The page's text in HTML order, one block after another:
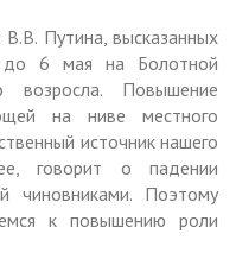
Путина, высказанных
6 мая на Болотной
возросла. Повышение
на ниве местного
источник нашего
говорит о падении
чиновниками. Поэтому
к повышению роли